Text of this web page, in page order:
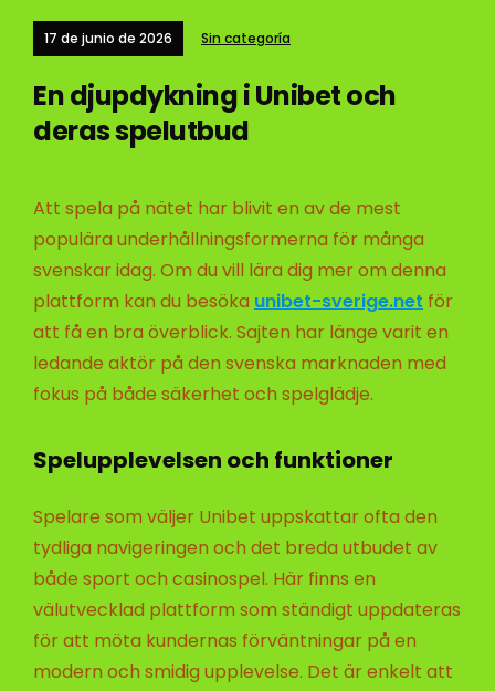
17 de junio de 2026 Sin categoría
En djupdykning i Unibet och
deras spelutbud
Att spela på nätet har blivit en av de mest
populära underhållningsformerna för många
svenskar idag. Om du vill lära dig mer om denna
plattform kan du besöka unibet-sverige.net för
att få en bra överblick. Sajten har länge varit en
ledande aktör på den svenska marknaden med
fokus på både säkerhet och spelglädje.
Spelupplevelsen och funktioner
Spelare som väljer Unibet uppskattar ofta den
tydliga navigeringen och det breda utbudet av
både sport och casinospel. Här finns en
välutvecklad plattform som ständigt uppdateras
för att möta kundernas förväntningar på en
modern och smidig upplevelse. Det är enkelt att